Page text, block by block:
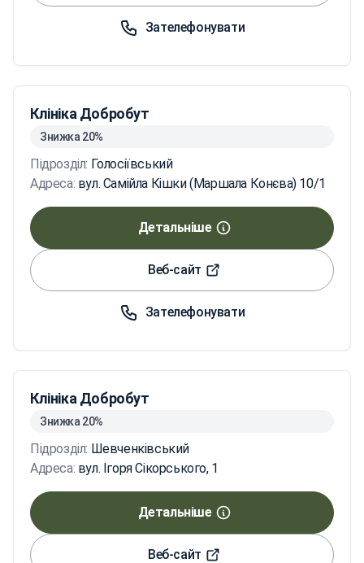
Зателефонувати
Клініка Добробут
Знижка 20%
Підрозділ: Голосіївський
Адреса: вул. Самійла Кішки (Маршала Конєва) 10/1
Детальніше
Веб-сайт
Зателефонувати
Клініка Добробут
Знижка 20%
Підрозділ: Шевченківський
Адреса: вул. Ігоря Сікорського, 1
Детальніше
Веб-сайт